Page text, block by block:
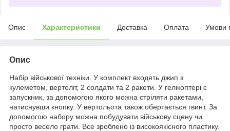
Опис Характеристики Доставка Оплата Умови
Опис
Набір військової техніки. У комплект входять джип з
кулеметом, вертоліт, 2 солдати та 2 ракети. У гелікоптері є
запускник, за допомогою якого можна стріляти ракетами,
натиснувши кнопку. У вертольота також обертається гвинт. За
допомогою набору можна побудувати військову сцену чи
просто весело грати. Все зроблено із високоякісного пластику.